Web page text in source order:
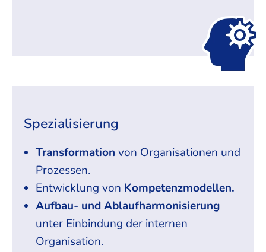
Spezialisierung
Transformation von Organisationen und
Prozessen.
Entwicklung von Kompetenzmodellen.
Aufbau- und Ablaufharmonisierung
unter Einbindung der internen
Organisation.